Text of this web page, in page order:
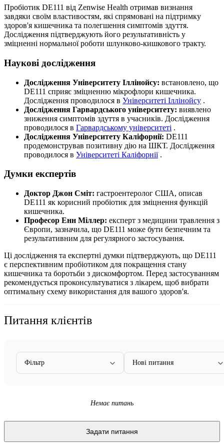
Пробіотик DE111 від Zenwise Health отримав визнання
завдяки своїм властивостям, які спрямовані на підтримку
здоров'я кишечника та полегшення симптомів здуття.
Дослідження підтверджують його результативність у
зміцненні нормальної роботи шлунково-кишкового тракту.
Наукові дослідження
Дослідження Університету Іллінойсу: встановлено, що
DE111 сприяє зміцненню мікрофлори кишечника.
Дослідження проводилося в Університеті Іллінойсу .
Дослідження Гарвардського університету: виявлено
зниження симптомів здуття в учасників. Дослідження
проводилося в Гарвардському університеті .
Дослідження Університету Каліфорнії: DE111
продемонстрував позитивну дію на ШКТ. Дослідження
проводилося в Університеті Каліфорнії.
Думки експертів
Доктор Джон Сміт: гастроентеролог США, описав
DE111 як корисний пробіотик для зміцнення функцій
кишечника.
Професор Енн Міллер: експерт з медицини травлення з
Європи, зазначила, що DE111 може бути безпечним та
результативним для регулярного застосування.
Ці дослідження та експертні думки підтверджують, що DE111
є перспективним пробіотиком для покращення стану
кишечника та боротьби з дискомфортом. Перед застосуванням
рекомендується проконсультуватися з лікарем, щоб вибрати
оптимальну схему використання для вашого здоров'я.
Питання клієнтів
Фільтр Нові питання
Немає питань
Задати питання